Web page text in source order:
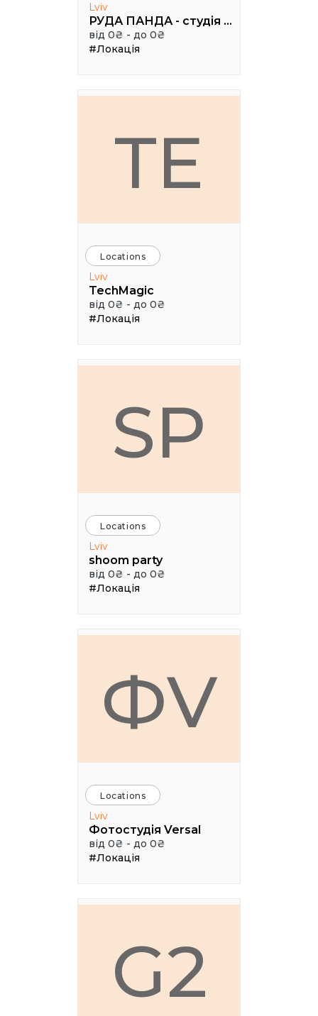
Lviv
РУДА ПАНДА - студія дитячої творчості
від 0₴ - до 0₴
#Локація
TE
Locations
Lviv
TechMagic
від 0₴ - до 0₴
#Локація
SP
Locations
Lviv
shoom party
від 0₴ - до 0₴
#Локація
ФV
Locations
Lviv
Фотостудія Versal
від 0₴ - до 0₴
#Локація
G2